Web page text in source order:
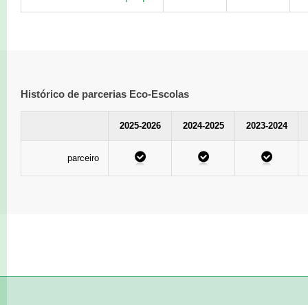
Histórico de parcerias Eco-Escolas
2025-2026 2024-2025 2023-2024
parceiro